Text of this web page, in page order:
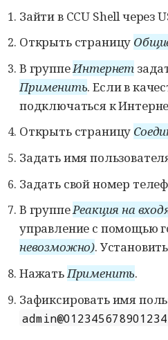
Зайти в CCU Shell через
Открыть страницу
В группеИнтернет
Применить. Если в
подключаться к
Открыть страницу
Задать имя
Задать свой номер
В группеРеакция на
управление с помощью
невозможно).
НажатьПрименить.
Зафиксировать имя
admin@012345678901234